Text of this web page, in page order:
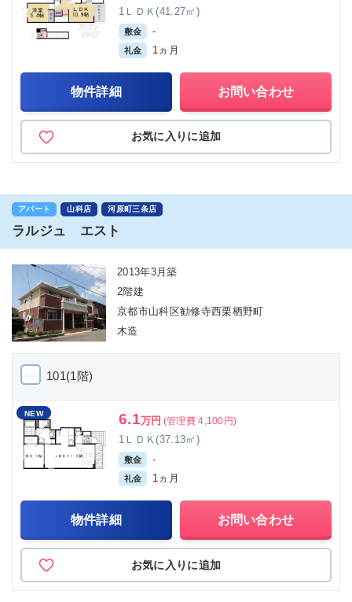
1ＬＤＫ(41.27㎡)
敷金 -
礼金 1ヵ月
物件詳細 お問い合わせ
お気に入りに追加
アパート 山科店 河原町三条店
ラルジュ エスト
2013年3月築
2階建
京都市山科区勧修寺西栗栖野町
木造
101(1階)
NEW 6.1万円 (管理費 4,100円)
1ＬＤＫ(37.13㎡)
敷金 -
礼金 1ヵ月
物件詳細 お問い合わせ
お気に入りに追加